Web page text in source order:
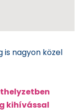
is nagyon közel
kihívással